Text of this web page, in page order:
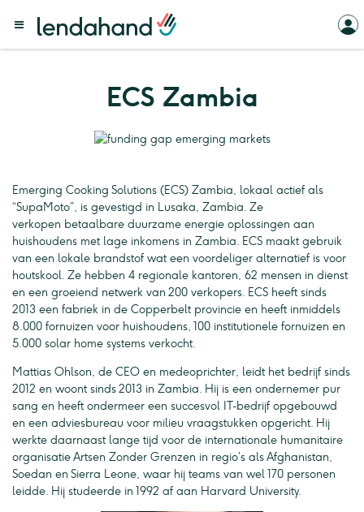
ECS Zambia
Emerging Cooking Solutions (ECS) Zambia, lokaal actief als
“SupaMoto”, is gevestigd in Lusaka, Zambia. Ze
verkopen betaalbare duurzame energie oplossingen aan
huishoudens met lage inkomens in Zambia. ECS maakt gebruik
van een lokale brandstof wat een voordeliger alternatief is voor
houtskool. Ze hebben 4 regionale kantoren, 62 mensen in dienst
en een groeiend netwerk van 200 verkopers. ECS heeft sinds
2013 een fabriek in de Copperbelt provincie en heeft inmiddels
8.000 fornuizen voor huishoudens, 100 institutionele fornuizen en
5.000 solar home systems verkocht.
Mattias Ohlson, de CEO en medeoprichter, leidt het bedrijf sinds
2012 en woont sinds 2013 in Zambia. Hij is een ondernemer pur
sang en heeft ondermeer een succesvol IT-bedrijf opgebouwd
en een adviesbureau voor milieu vraagstukken opgericht. Hij
werkte daarnaast lange tijd voor de internationale humanitaire
organisatie Artsen Zonder Grenzen in regio’s als Afghanistan,
Soedan en Sierra Leone, waar hij teams van wel 170 personen
leidde. Hij studeerde in 1992 af aan Harvard University.